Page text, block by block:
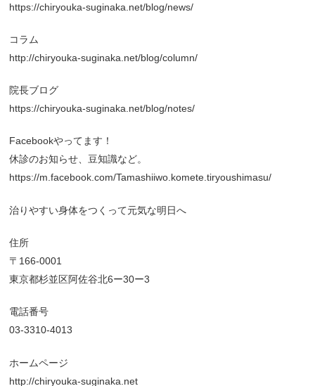
https://chiryouka-suginaka.net/blog/news/
コラム
http://chiryouka-suginaka.net/blog/column/
院長ブログ
https://chiryouka-suginaka.net/blog/notes/
Facebookやってます！
休診のお知らせ、豆知識など。
https://m.facebook.com/Tamashiiwo.komete.tiryoushimasu/
治りやすい身体をつくって元気な明日へ
住所
〒166-0001
東京都杉並区阿佐谷北6ー30ー3
電話番号
03-3310-4013
ホームページ
http://chiryouka-suginaka.net